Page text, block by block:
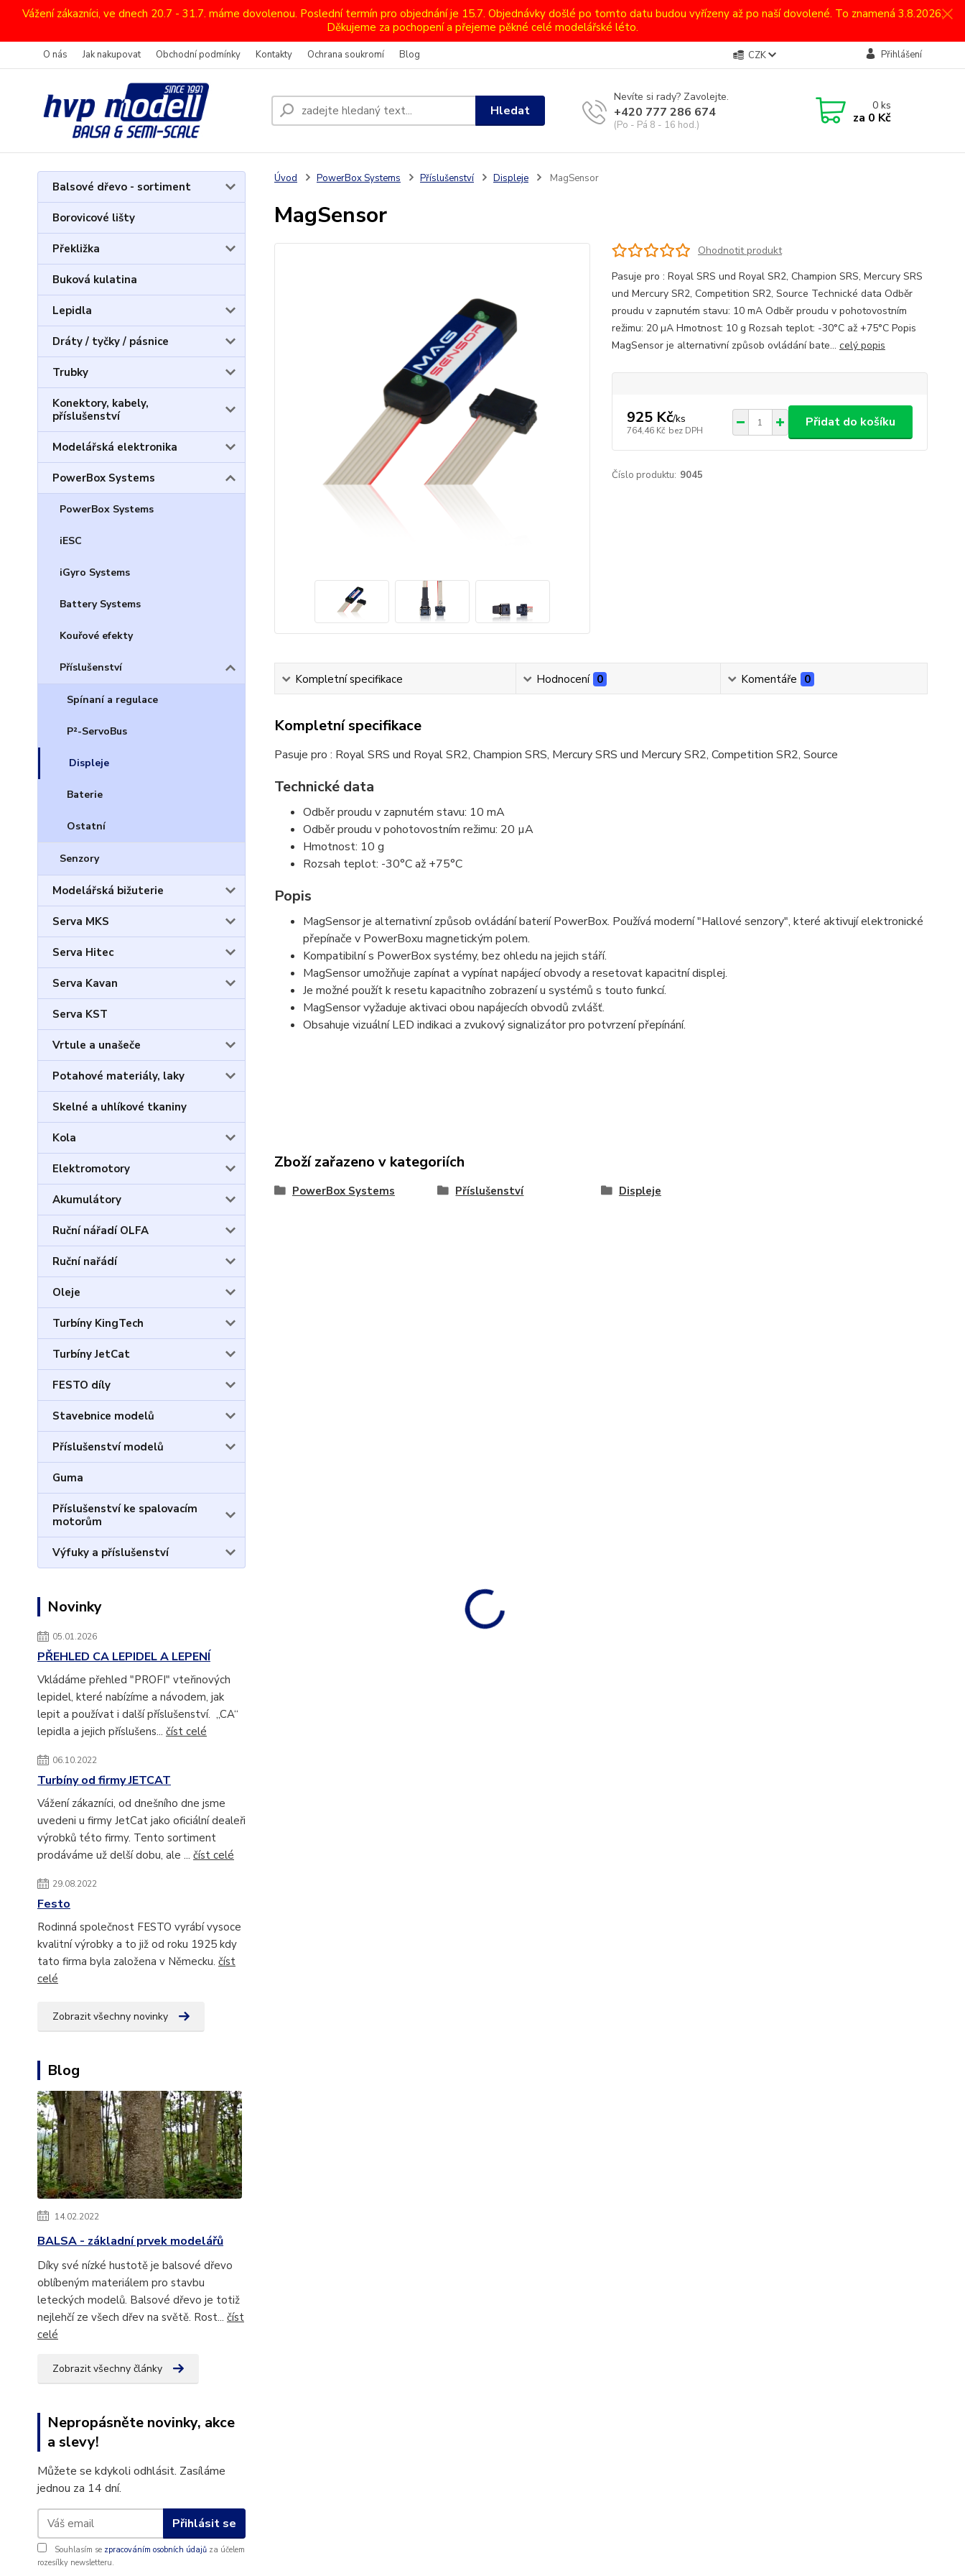
Vážení zákazníci, ve dnech 20.7 - 31.7. máme dovolenou. Poslední termín pro objednání je 15.7. Objednávky došlé po tomto datu budou vyřízeny až po naší dovolené. To znamená 3.8.2026.
Děkujeme za pochopení a přejeme pěkné celé modelářské léto.
O nás Jak nakupovat Obchodní podmínky Kontakty Ochrana soukromí Blog CZK Přihlášení
Hledat
Nevíte si rady? Zavolejte.
+420 777 286 674
(Po - Pá 8 - 16 hod.)
0ks
za 0 Kč
Balsové dřevo - sortiment
Borovicové lišty
Překližka
Buková kulatina
Lepidla
Dráty / tyčky / pásnice
Trubky
Konektory, kabely,
příslušenství
Modelářská elektronika
PowerBox Systems
PowerBox Systems
iESC
iGyro Systems
Battery Systems
Kouřové efekty
Příslušenství
Spínaní a regulace
P²-ServoBus
Displeje
Baterie
Ostatní
Senzory
Modelářská bižuterie
Serva MKS
Serva Hitec
Serva Kavan
Serva KST
Vrtule a unašeče
Potahové materiály, laky
Skelné a uhlíkové tkaniny
Kola
Elektromotory
Akumulátory
Ruční nářadí OLFA
Ruční nařádí
Oleje
Turbíny KingTech
Turbíny JetCat
FESTO díly
Stavebnice modelů
Příslušenství modelů
Guma
Příslušenství ke spalovacím
motorům
Výfuky a příslušenství
Novinky
05.01.2026
PŘEHLED CA LEPIDEL A LEPENÍ
Vkládáme přehled "PROFI" vteřinových
lepidel, které nabízíme a návodem, jak
lepit a používat i další příslušenství. „CA“
lepidla a jejich příslušens... číst celé
06.10.2022
Turbíny od firmy JETCAT
Vážení zákazníci, od dnešního dne jsme
uvedeni u firmy JetCat jako oficiální dealeři
výrobků této firmy. Tento sortiment
prodáváme už delší dobu, ale ... číst celé
29.08.2022
Festo
Rodinná společnost FESTO vyrábí vysoce
kvalitní výrobky a to již od roku 1925 kdy
tato firma byla založena v Německu. číst
celé
Zobrazit všechny novinky
Blog
14.02.2022
BALSA - základní prvek modelářů
Díky své nízké hustotě je balsové dřevo
oblíbeným materiálem pro stavbu
leteckých modelů. Balsové dřevo je totiž
nejlehčí ze všech dřev na světě. Rost... číst
celé
Zobrazit všechny články
Nepropásněte novinky, akce
a slevy!
Můžete se kdykoli odhlásit. Zasíláme
jednou za 14 dní.
Přihlásit se
Souhlasím se zpracováním osobních údajů za účelem
rozesílky newsletteru.
Úvod PowerBox Systems Příslušenství Displeje MagSensor
MagSensor
Ohodnotit produkt
Pasuje pro : Royal SRS und Royal SR2, Champion SRS, Mercury SRS
und Mercury SR2, Competition SR2, Source Technické data Odběr
proudu v zapnutém stavu: 10 mA Odběr proudu v pohotovostním
režimu: 20 µA Hmotnost: 10 g Rozsah teplot: -30°C až +75°C Popis
MagSensor je alternativní způsob ovládání bate... celý popis
925 Kč/ks
764,46 Kč bez DPH
Přidat do košíku
Číslo produktu: 9045
Kompletní specifikace Hodnocení 0 Komentáře 0
Kompletní specifikace
Pasuje pro : Royal SRS und Royal SR2, Champion SRS, Mercury SRS und Mercury SR2, Competition SR2, Source
Technické data
Odběr proudu v zapnutém stavu: 10 mA
Odběr proudu v pohotovostním režimu: 20 µA
Hmotnost: 10 g
Rozsah teplot: -30°C až +75°C
Popis
MagSensor je alternativní způsob ovládání baterií PowerBox. Používá moderní "Hallové senzory", které aktivují elektronické
přepínače v PowerBoxu magnetickým polem.
Kompatibilní s PowerBox systémy, bez ohledu na jejich stáří.
MagSensor umožňuje zapínat a vypínat napájecí obvody a resetovat kapacitní displej.
Je možné použít k resetu kapacitního zobrazení u systémů s touto funkcí.
MagSensor vyžaduje aktivaci obou napájecích obvodů zvlášť.
Obsahuje vizuální LED indikaci a zvukový signalizátor pro potvrzení přepínání.
Zboží zařazeno v kategoriích
PowerBox Systems Příslušenství Displeje